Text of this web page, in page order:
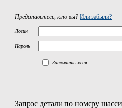
Представьтесь, кто вы? Или забыли?
Логин
Пароль
Запомнить меня
Запрос детали по номеру шасси